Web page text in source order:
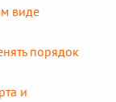
виде
порядок
и